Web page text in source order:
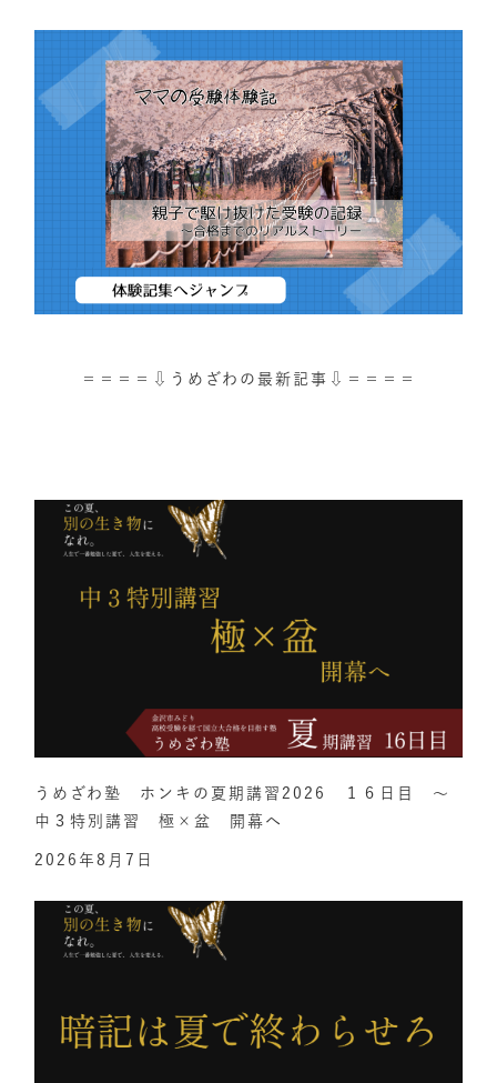
＝＝＝＝⇩うめざわの最新記事⇩＝＝＝＝
うめざわ塾 ホンキの夏期講習2026 １６日目 ～
中３特別講習 極×盆 開幕へ
2026年8月7日